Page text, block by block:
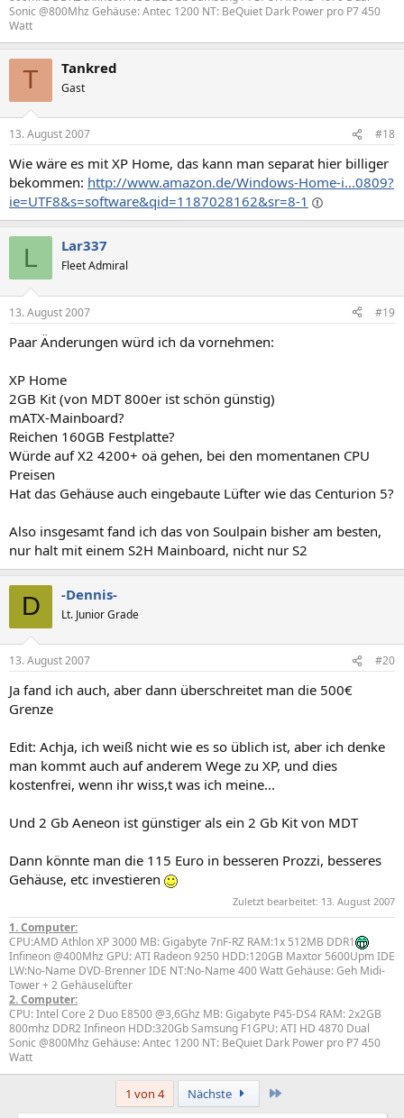
Sonic @800Mhz Gehäuse: Antec 1200 NT: BeQuiet Dark Power pro P7 450
Watt
T Tankred
Gast
13. August 2007 #18
Wie wäre es mit XP Home, das kann man separat hier billiger
bekommen: http://www.amazon.de/Windows-Home-i...0809?
ie=UTF8&s=software&qid=1187028162&sr=8-1
L Lar337
Fleet Admiral
13. August 2007 #19
Paar Änderungen würd ich da vornehmen:
XP Home
2GB Kit (von MDT 800er ist schön günstig)
mATX-Mainboard?
Reichen 160GB Festplatte?
Würde auf X2 4200+ oä gehen, bei den momentanen CPU
Preisen
Hat das Gehäuse auch eingebaute Lüfter wie das Centurion 5?
Also insgesamt fand ich das von Soulpain bisher am besten,
nur halt mit einem S2H Mainboard, nicht nur S2
D -Dennis-
Lt. Junior Grade
13. August 2007 #20
Ja fand ich auch, aber dann überschreitet man die 500€
Grenze
Edit: Achja, ich weiß nicht wie es so üblich ist, aber ich denke
man kommt auch auf anderem Wege zu XP, und dies
kostenfrei, wenn ihr wiss,t was ich meine...
Und 2 Gb Aeneon ist günstiger als ein 2 Gb Kit von MDT
Dann könnte man die 115 Euro in besseren Prozzi, besseres
Gehäuse, etc investieren
Zuletzt bearbeitet: 13. August 2007
1. Computer:
CPU:AMD Athlon XP 3000 MB: Gigabyte 7nF-RZ RAM:1x 512MB DDR1
Infineon @400Mhz GPU: ATI Radeon 9250 HDD:120GB Maxtor 5600Upm IDE
LW:No-Name DVD-Brenner IDE NT:No-Name 400 Watt Gehäuse: Geh Midi-
Tower + 2 Gehäuselüfter
2. Computer:
CPU: Intel Core 2 Duo E8500 @3,6Ghz MB: Gigabyte P45-DS4 RAM: 2x2GB
800mhz DDR2 Infineon HDD:320Gb Samsung F1GPU: ATI HD 4870 Dual
Sonic @800Mhz Gehäuse: Antec 1200 NT: BeQuiet Dark Power pro P7 450
Watt
1 von 4 Nächste